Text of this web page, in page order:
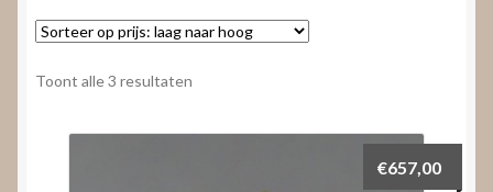
Nieuws
Video’s
uitvouwen
Toont alle 3 resultaten
€657,00